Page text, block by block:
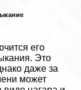
его
Это
даже за
может